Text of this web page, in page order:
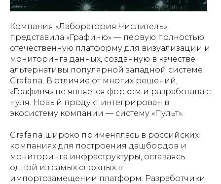
Компания «Лаборатория Числитель»
представила «Графиню» — первую полностью
отечественную платформу для визуализации и
мониторинга данных, созданную в качестве
альтернативы популярной западной системе
Grafana. В отличие от многих решений,
«Графиня» не является форком и разработана с
нуля. Новый продукт интегрирован в
экосистему компании — систему «Пульт».
Grafana широко применялась в российских
компаниях для построения дашбордов и
мониторинга инфраструктуры, оставаясь
одной из самых сложных в
импортозамещении платформ. Разработчики